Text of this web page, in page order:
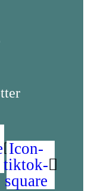
Icon-
tiktok-
square